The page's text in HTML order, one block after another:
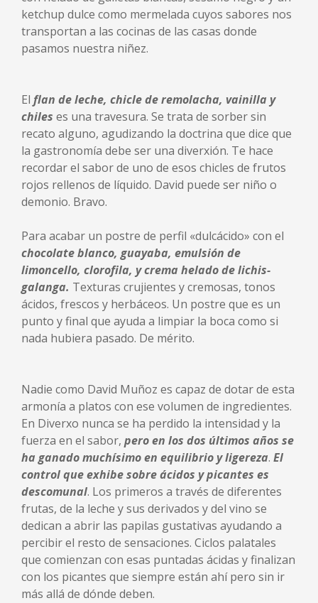
ketchup dulce como mermelada cuyos sabores nos
transportan a las cocinas de las casas donde
pasamos nuestra niñez.
El flan de leche, chicle de remolacha, vainilla y
chiles es una travesura. Se trata de sorber sin
recato alguno, agudizando la doctrina que dice que
la gastronomía debe ser una diverxión. Te hace
recordar el sabor de uno de esos chicles de frutos
rojos rellenos de líquido. David puede ser niño o
demonio. Bravo.
Para acabar un postre de perfil «dulcácido» con el
chocolate blanco, guayaba, emulsión de
limoncello, clorofila, y crema helado de lichis-
galanga. Texturas crujientes y cremosas, tonos
ácidos, frescos y herbáceos. Un postre que es un
punto y final que ayuda a limpiar la boca como si
nada hubiera pasado. De mérito.
Nadie como David Muñoz es capaz de dotar de esta
armonía a platos con ese volumen de ingredientes.
En Diverxo nunca se ha perdido la intensidad y la
fuerza en el sabor, pero en los dos últimos años se
ha ganado muchísimo en equilibrio y ligereza. El
control que exhibe sobre ácidos y picantes es
descomunal. Los primeros a través de diferentes
frutas, de la leche y sus derivados y del vino se
dedican a abrir las papilas gustativas ayudando a
percibir el resto de sensaciones. Ciclos palatales
que comienzan con esas puntadas ácidas y finalizan
con los picantes que siempre están ahí pero sin ir
más allá de dónde deben.